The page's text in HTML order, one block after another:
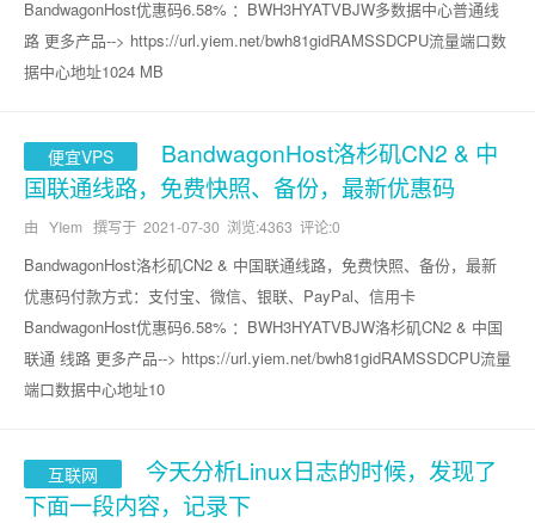
BandwagonHost优惠码6.58% ：BWH3HYATVBJW多数据中心普通线
路 更多产品--> https://url.yiem.net/bwh81gidRAMSSDCPU流量端口数
据中心地址1024 MB
便宜VPS
BandwagonHost洛杉矶CN2 & 中
国联通线路，免费快照、备份，最新优惠码
由 YIem 撰写于 2021-07-30 浏览:4363 评论:0
BandwagonHost洛杉矶CN2 & 中国联通线路，免费快照、备份，最新
优惠码付款方式：支付宝、微信、银联、PayPal、信用卡
BandwagonHost优惠码6.58% ：BWH3HYATVBJW洛杉矶CN2 & 中国
联通 线路 更多产品--> https://url.yiem.net/bwh81gidRAMSSDCPU流量
端口数据中心地址10
互联网
今天分析Linux日志的时候，发现了
下面一段内容，记录下